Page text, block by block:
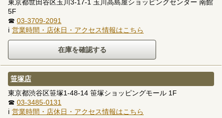
東京都世田谷区玉川3-17-1 玉川高島屋ショッピングセンター 南館
5F
☎ 03-3709-2091
ℹ 営業時間・店休日・アクセス情報はこちら
笹塚店
東京都渋谷区笹塚1-48-14 笹塚ショッピングモール 1F
☎ 03-3485-0131
ℹ 営業時間・店休日・アクセス情報はこちら